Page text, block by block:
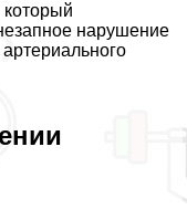
нарушение